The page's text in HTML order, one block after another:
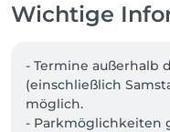
Wichtige
- Termine außerhalb
(einschließlich
möglich.
- Parkmöglichkeiten